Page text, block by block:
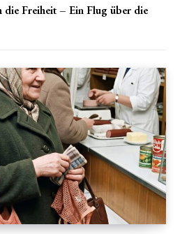
Freiheit – Ein Flug über die